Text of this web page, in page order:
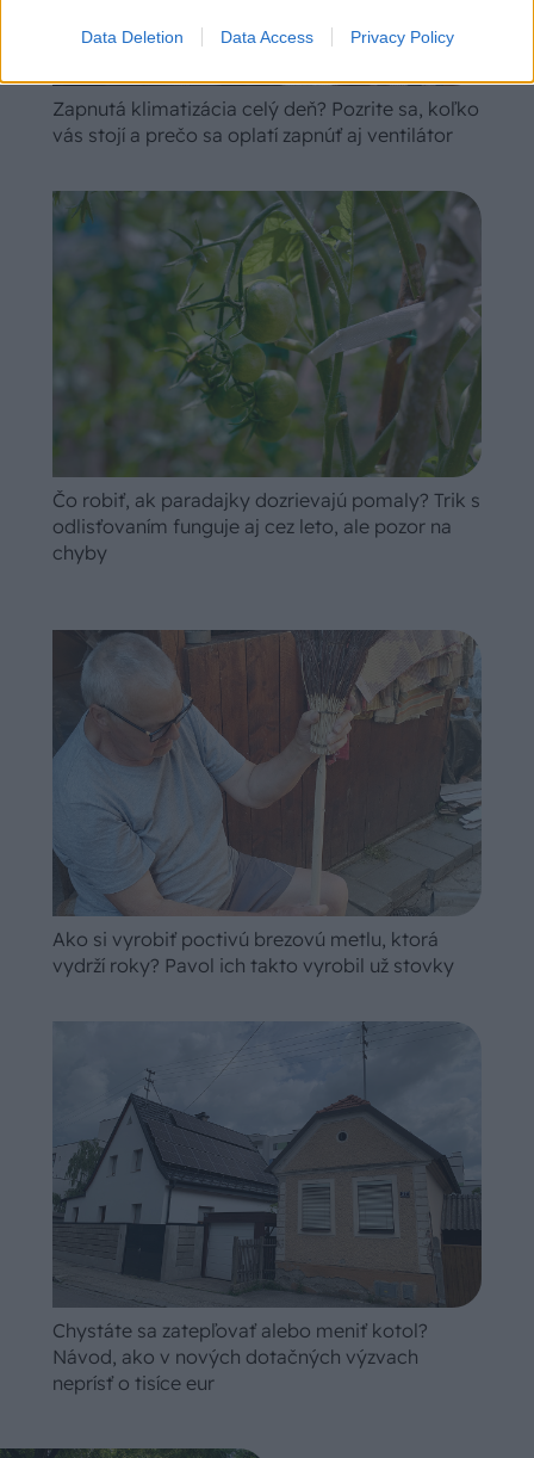
Data Deletion Data Access Privacy Policy
Zapnutá klimatizácia celý deň? Pozrite sa, koľko
vás stojí a prečo sa oplatí zapnúť aj ventilátor
Čo robiť, ak paradajky dozrievajú pomaly? Trik s
odlisťovaním funguje aj cez leto, ale pozor na
chyby
Ako si vyrobiť poctivú brezovú metlu, ktorá
vydrží roky? Pavol ich takto vyrobil už stovky
Chystáte sa zatepľovať alebo meniť kotol?
Návod, ako v nových dotačných výzvach
neprísť o tisíce eur